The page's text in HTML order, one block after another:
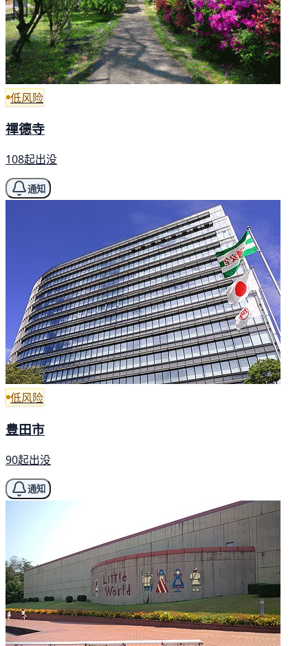
低风险
禪德寺
108起出没
通知
低风险
豊田市
90起出没
通知